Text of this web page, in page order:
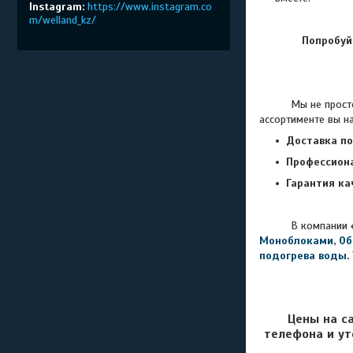
Мы не просто
ассортименте вы
Доставка
Гарантия
В компании
Моноблоками,
подогрева воды.
Цены на
телефона и
Instagram https://www.instagram.co
m/welland_kz/